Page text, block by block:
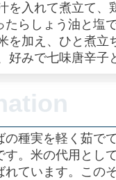
を入れて煮立て、
たらしょう油と塩
加え、ひと煮立
みで七味唐辛子
の種実を軽く茹で
す。米の代用とし
れています。この